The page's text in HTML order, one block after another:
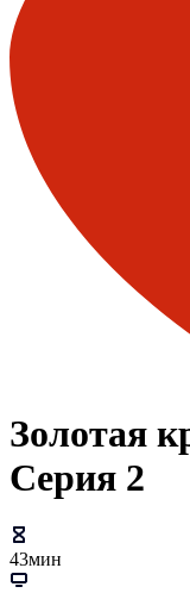
Золотая
Серия 2
43мин